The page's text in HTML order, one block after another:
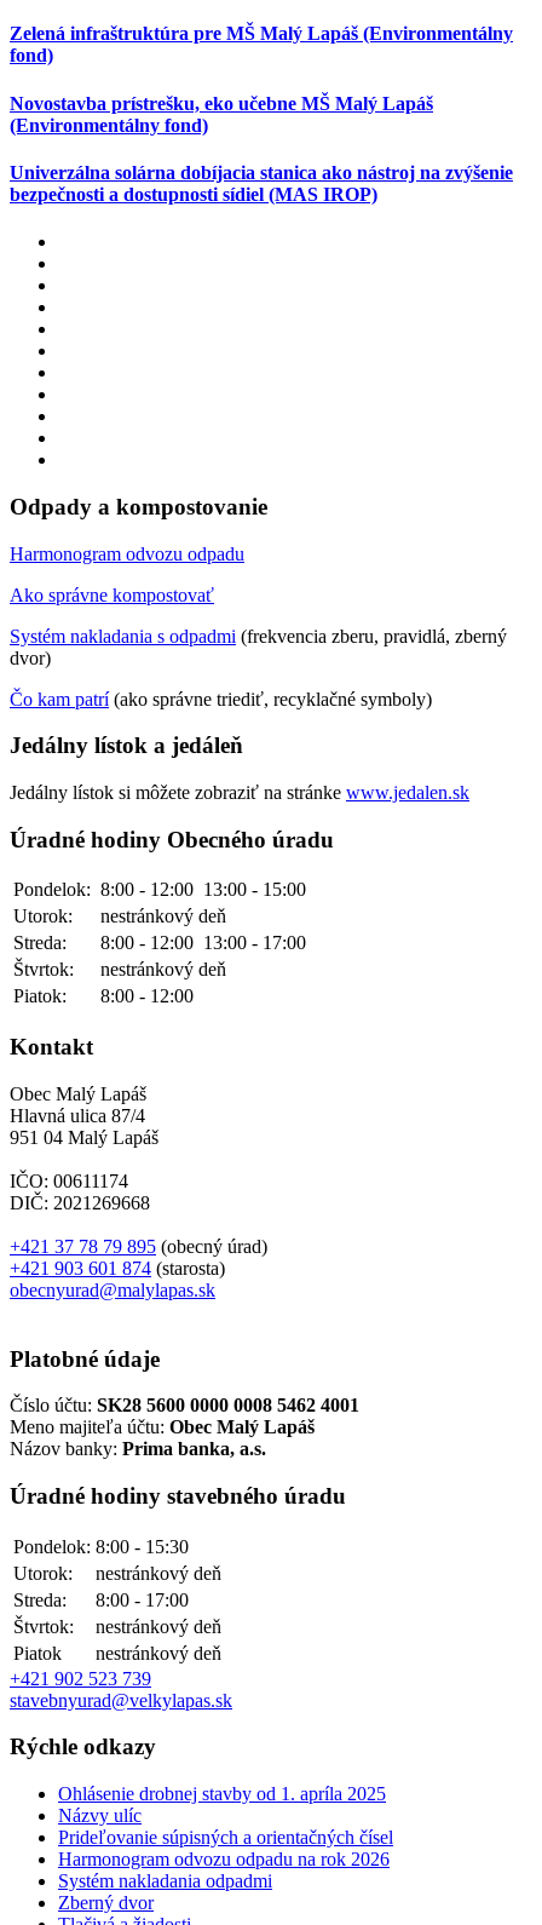
Zelená infraštruktúra pre MŠ Malý Lapáš (Environmentálny
fond)
Novostavba prístrešku, eko učebne MŠ Malý Lapáš
(Environmentálny fond)
Univerzálna solárna dobíjacia stanica ako nástroj na zvýšenie
bezpečnosti a dostupnosti sídiel (MAS IROP)
Odpady a kompostovanie
Harmonogram odvozu odpadu
Ako správne kompostovať
Systém nakladania s odpadmi (frekvencia zberu, pravidlá, zberný
dvor)
Čo kam patrí(ako správne triediť, recyklačné symboly)
Jedálny lístok a jedáleň
Jedálny lístok si môžete zobraziť na stránke www.jedalen.sk
Úradné hodiny Obecného úradu
Pondelok: 8:00 - 12:00 13:00 - 15:00
Utorok:
nestránkový deň
Streda:
8:00 - 12:00 13:00 - 17:00
Štvrtok:
nestránkový deň
Piatok:
8:00 - 12:00
Kontakt
Obec Malý Lapáš
Hlavná ulica 87/4
951 04 Malý Lapáš
IČO: 00611174
DIČ: 2021269668
+421 37 78 79 895 (obecný úrad)
+421 903 601 874 (starosta)
obecnyurad@malylapas.sk
Platobné údaje
Číslo účtu: SK28 5600 0000 0008 5462 4001
Meno majiteľa účtu: Obec Malý Lapáš
Názov banky: Prima banka, a.s.
Úradné hodiny stavebného úradu
Pondelok: 8:00 - 15:30
Utorok:
nestránkový deň
Streda:
8:00 - 17:00
Štvrtok:
nestránkový deň
Piatok
nestránkový deň
+421 902 523 739
stavebnyurad@velkylapas.sk
Rýchle odkazy
Ohlásenie drobnej stavby od 1. apríla 2025
Názvy ulíc
Prideľovanie súpisných a orientačných čísel
Harmonogram odvozu odpadu na rok 2026
Systém nakladania odpadmi
Zberný dvor